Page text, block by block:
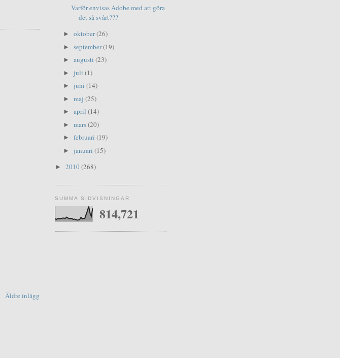
Äldre inlägg
Varför envisas Adobe med att göra
det så svårt???
► oktober(26)
► september(19)
► augusti (23)
► juli (1)
► juni (14)
► maj (25)
► april (14)
► mars(20)
► februari (19)
► januari (15)
► 2010 (268)
SUMMA SIDVISNINGAR
814,721